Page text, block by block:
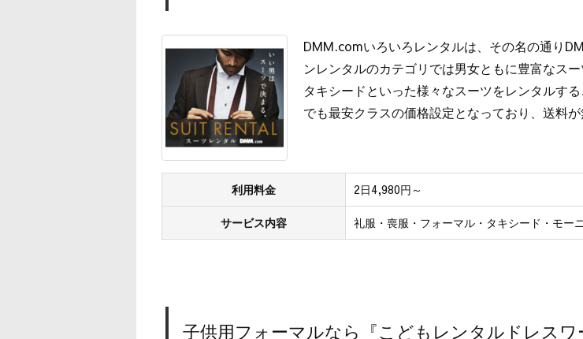
DMM.comいろいろレンタルは、その名の通り
ンレンタルのカテゴリでは男女ともに豊富なス
タキシードといった様々なスーツをレンタルす
でも最安クラスの価格設定となっており、送料
利用料金 2日4,980円～
サービス内容 礼服・喪服・フォーマル・タキシード・モー
子供用フォーマルなら『こどもレンタルドレスワ